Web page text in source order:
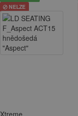
NELZE
Xtreme